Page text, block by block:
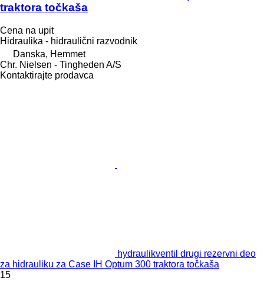
traktora točkaša
Cena na upit
Hidraulika - hidraulični razvodnik
Danska, Hemmet
Chr. Nielsen - Tingheden A/S
Kontaktirajte prodavca
hydraulikventil drugi rezervni deo
za hidrauliku za Case IH Optum 300 traktora točkaša
15